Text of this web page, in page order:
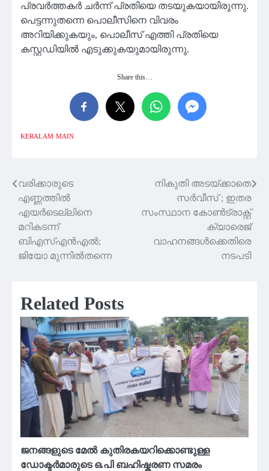
പ്രവർത്തകർ ചർന്ന് പ്രതിയെ തടയുകയായിരുന്നു.
പെട്ടന്നുതന്നെ പൊലീസിനെ വിവരം
അറിയിക്കുകയും, പൊലീസ് എത്തി പ്രതിയെ
കസ്റ്റഡിയില്‍ എടുക്കുകയുമായിരുന്നു.
Share this…
KERALAM MAIN
Post
navigation
വരിക്കാരുടെ
എണ്ണത്തിൽ
എയർടെല്ലിനെ
മറികടന്ന്
ബി‌എസ്‌എൻ‌എൽ;
ജിയോ മുന്നിൽതന്നെ
നികുതി അടയ്ക്കാതെ
സർവീസ് ; ഇതര
സംസ്ഥാന കോൺട്രാക്റ്റ്
ക്യാരെജ്
വാഹനങ്ങൾക്കെതിരെ
നടപടി
Related Posts
ജനങ്ങളുടെ മേൽ കുതിരകയറിക്കൊണ്ടുള്ള
ഡോക്ടർമാരുടെ ഒ.പി ബഹിഷ്കരണ സമരം